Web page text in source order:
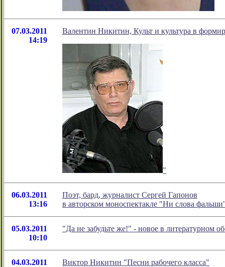
07.03.2011
14:19
Валентин Никитин, Культ и культура в
"
06.03.2011
13:16
Поэт, бард, журналист Сергей Гапонов
в авторском моноспектакле "Ни слова
05.03.2011
10:10
"Да не забудьте же!" - новое в литературном
04.03.2011
Виктор Никитин "Песни рабочего класса"